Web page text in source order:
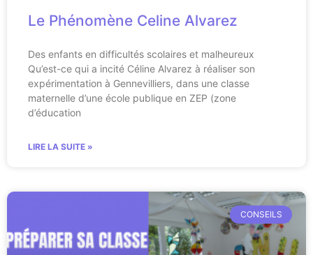
Le Phénomène Celine Alvarez
Des enfants en difficultés scolaires et malheureux
Qu’est-ce qui a incité Céline Alvarez à réaliser son
expérimentation à Gennevilliers, dans une classe
maternelle d’une école publique en ZEP (zone
d’éducation
LIRE LA SUITE »
CONSEILS